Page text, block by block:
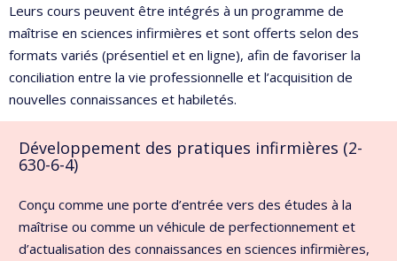
Leurs cours peuvent être intégrés à un programme de
maîtrise en sciences infirmières et sont offerts selon des
formats variés (présentiel et en ligne), afin de favoriser la
conciliation entre la vie professionnelle et l’acquisition de
nouvelles connaissances et habiletés.
Développement des pratiques infirmières (2-
630-6-4)
Conçu comme une porte d’entrée vers des études à la
maîtrise ou comme un véhicule de perfectionnement et
d’actualisation des connaissances en sciences infirmières,